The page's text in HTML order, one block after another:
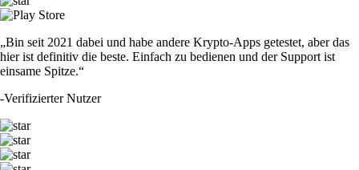
„Bin seit 2021 dabei und habe andere Krypto-Apps getestet, aber das
hier ist definitiv die beste. Einfach zu bedienen und der Support ist
einsame Spitze.“
-Verifizierter Nutzer